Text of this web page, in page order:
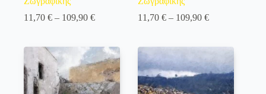
11,70 € – 109,90 €Price
through
109,90 €
11,70€ – 109,90€Price
through
109,90 €